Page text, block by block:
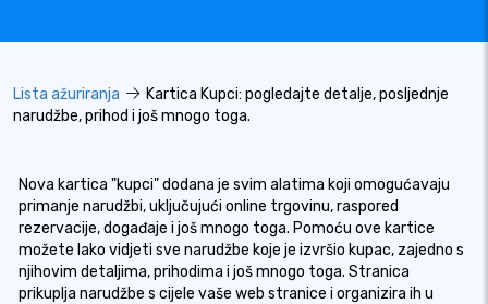
Lista ažuriranja
Kartica Kupci: pogledajte detalje, posljednje
narudžbe, prihod i još mnogo toga.
Nova kartica "kupci" dodana je svim alatima koji omogućavaju
primanje narudžbi, uključujući online trgovinu, raspored
rezervacije, događaje i još mnogo toga. Pomoću ove kartice
možete lako vidjeti sve narudžbe koje je izvršio kupac, zajedno s
njihovim detaljima, prihodima i još mnogo toga. Stranica
prikuplja narudžbe s cijele vaše web stranice i organizira ih u